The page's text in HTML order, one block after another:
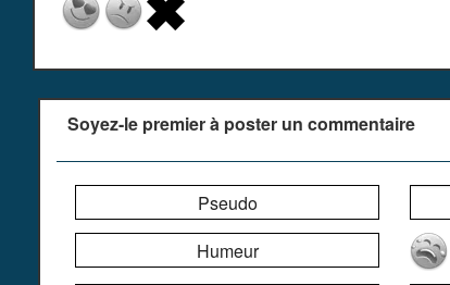
Soyez-le premier à poster un commentaire
Pseudo
Humeur